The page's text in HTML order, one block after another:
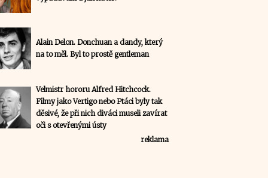
Alain Delon. Donchuan a dandy, který
na to měl. Byl to prostě gentleman
Velmistr hororu Alfred Hitchcock.
Filmy jako Vertigo nebo Ptáci byly tak
děsivé, že při nich diváci museli zavírat
oči s otevřenými ústy
reklama